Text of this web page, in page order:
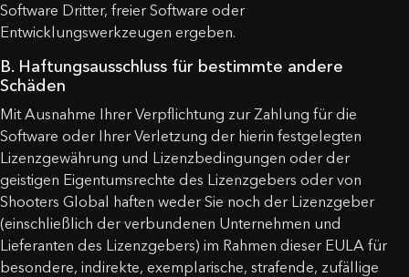
Software Dritter, freier Software oder
Entwicklungswerkzeugen ergeben.
B. Haftungsausschluss für bestimmte andere
Schäden
Mit Ausnahme Ihrer Verpflichtung zur Zahlung für die
Software oder Ihrer Verletzung der hierin festgelegten
Lizenzgewährung und Lizenzbedingungen oder der
geistigen Eigentumsrechte des Lizenzgebers oder von
Shooters Global haften weder Sie noch der Lizenzgeber
(einschließlich der verbundenen Unternehmen und
Lieferanten des Lizenzgebers) im Rahmen dieser EULA für
besondere, indirekte, exemplarische, strafende, zufällige